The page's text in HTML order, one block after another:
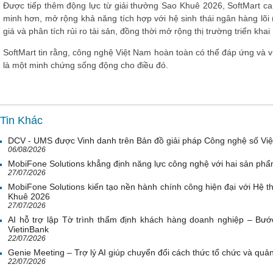
Được tiếp thêm động lực từ giải thưởng Sao Khuê 2026, SoftMart
minh hơn, mở rộng khả năng tích hợp với hệ sinh thái ngân hàng
giá và phân tích rủi ro tài sản, đồng thời mở rộng thị trường triển
SoftMart tin rằng, công nghệ Việt Nam hoàn toàn có thể đáp ứng
là một minh chứng sống động cho điều đó.
Tin Khác
DCV - UMS được Vinh danh trên Bản đồ giải pháp Công nghệ số
06/08/2026
MobiFone Solutions khẳng định năng lực công nghệ với hai sản
27/07/2026
MobiFone Solutions kiến tạo nền hành chính công hiện đại với Hệ
Khuê 2026
27/07/2026
AI hỗ trợ lập Tờ trình thẩm định khách hàng doanh nghiệp –
VietinBank
22/07/2026
Genie Meeting – Trợ lý AI giúp chuyển đổi cách thức tổ chức và
22/07/2026